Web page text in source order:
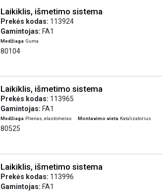
Laikiklis, išmetimo sistema
Prekės kodas: 113924
Gamintojas: FA1
Medžiaga Guma
80104
Laikiklis, išmetimo sistema
Prekės kodas: 113965
Gamintojas: FA1
Medžiaga Plienas, elastomeras Montavimo vieta Katalizatorius
80525
Laikiklis, išmetimo sistema
Prekės kodas: 113996
Gamintojas: FA1